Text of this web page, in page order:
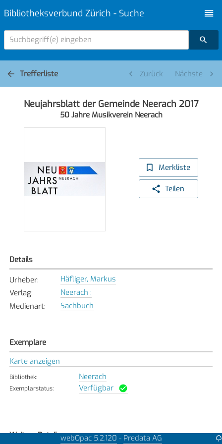
Bibliotheksverbund Zürich - Suche
Suchbegriff(e) eingeben
Trefferliste Zurück Nächste
Neujahrsblatt der Gemeinde Neerach 2017
50 Jahre Musikverein Neerach
Merkliste
Teilen
Details
Urheber:
Häfliger, Markus
Verlag:
Neerach :
Medienart: Sachbuch
Exemplare
Karte anzeigen
Bibliothek: Neerach
Exemplarstatus: Verfügbar
Weitere DetailswebOpac 5.2.120 - Predata AG